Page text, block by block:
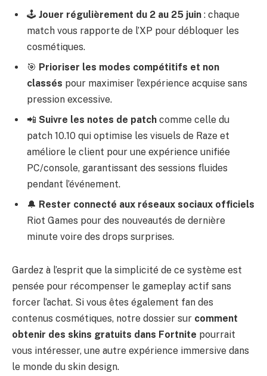
🕹️ Jouer régulièrement du 2 au 25 juin : chaque
match vous rapporte de l’XP pour débloquer les
cosmétiques.
🎯 Prioriser les modes compétitifs et non
classés pour maximiser l’expérience acquise sans
pression excessive.
📲 Suivre les notes de patch comme celle du
patch 10.10 qui optimise les visuels de Raze et
améliore le client pour une expérience unifiée
PC/console, garantissant des sessions fluides
pendant l’événement.
🔔 Rester connecté aux réseaux sociaux officiels
Riot Games pour des nouveautés de dernière
minute voire des drops surprises.
Gardez à l’esprit que la simplicité de ce système est
pensée pour récompenser le gameplay actif sans
forcer l’achat. Si vous êtes également fan des
contenus cosmétiques, notre dossier sur comment
obtenir des skins gratuits dans Fortnite pourrait
vous intéresser, une autre expérience immersive dans
le monde du skin design.